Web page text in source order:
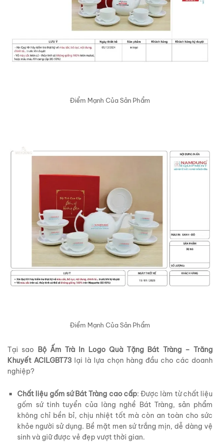
Điểm Mạnh Của Sản Phẩm
Điểm Mạnh Của Sản Phẩm
Tại sao Bộ Ấm Trà In Logo Quà Tặng Bát Tràng – Trăng
Khuyết ACILGBT73 lại là lựa chọn hàng đầu cho các doanh
nghiệp?
Chất liệu gốm sứ Bát Tràng cao cấp: Được làm từ chất liệu
gốm sứ tinh tuyển của làng nghề Bát Tràng, sản phẩm
không chỉ bền bỉ, chịu nhiệt tốt mà còn an toàn cho sức
khỏe người sử dụng. Bề mặt men sứ trắng mịn, dễ dàng vệ
sinh và giữ được vẻ đẹp vượt thời gian.